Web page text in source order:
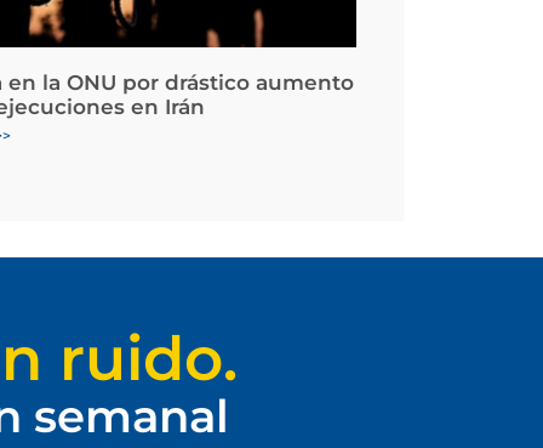
en la ONU por drástico aumento
en Irán
ruido.
semanal